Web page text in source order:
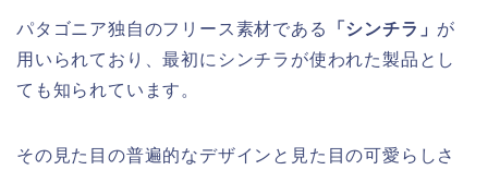
パタゴニア独自のフリース素材である 「シンチラ」 が
用いられており、最初にシンチラが使われた製品とし
ても知られています。
その見た目の普遍的なデザインと見た目の可愛らしさ